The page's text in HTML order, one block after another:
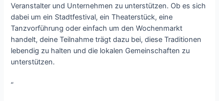
Veranstalter und Unternehmen zu unterstützen. Ob es sich
dabei um ein Stadtfestival, ein Theaterstück, eine
Tanzvorführung oder einfach um den Wochenmarkt
handelt, deine Teilnahme trägt dazu bei, diese Traditionen
lebendig zu halten und die lokalen Gemeinschaften zu
unterstützen.
“